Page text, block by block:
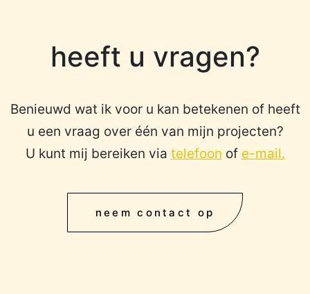
heeft u vragen?
Benieuwd wat ik voor u kan betekenen of heeft
u een vraag over één van mijn projecten?
U kunt mij bereiken via telefoon of e-mail.
neem contact op